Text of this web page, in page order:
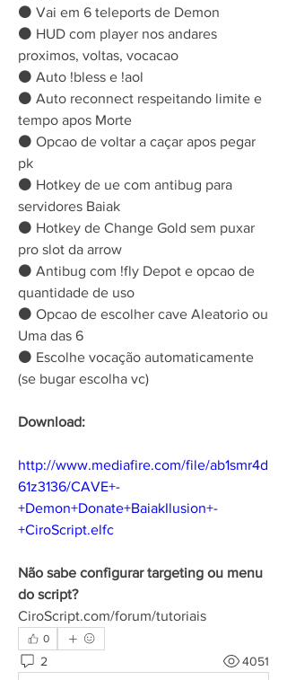
⚫ Vai em 6 teleports de Demon
⚫ HUD com player nos andares
proximos, voltas, vocacao
⚫ Auto !bless e !aol
⚫ Auto reconnect respeitando limite e
tempo apos Morte
⚫ Opcao de voltar a caçar apos pegar
pk
⚫ Hotkey de ue com antibug para
servidores Baiak
⚫ Hotkey de Change Gold sem puxar
pro slot da arrow
⚫ Antibug com !fly Depot e opcao de
quantidade de uso
⚫ Opcao de escolher cave Aleatorio ou
Uma das 6
⚫ Escolhe vocação automaticamente
(se bugar escolha vc)
Download:
http://www.mediafire.com/file/ab1smr4d
61z3136/CAVE+-
+Demon+Donate+BaiakIlusion+-
+CiroScript.elfc
Não sabe configurar targeting ou menu
do script?
CiroScript.com/forum/tutoriais
0
2 4051